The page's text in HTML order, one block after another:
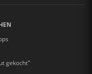
gekocht"